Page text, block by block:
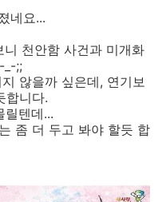
네요...
천안함 사건과 미개화
_-;;
않을까 싶은데, 연기보
합니다.
릴텐데...
좀 더 두고 봐야 할듯 합